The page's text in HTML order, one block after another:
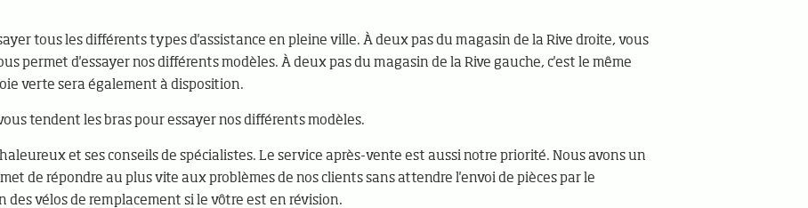
tous les différents types d'assistance en pleine ville. À deux pas du magasin de la Rive droite, vous
permet d'essayer nos différents modèles. À deux pas du magasin de la Rive gauche, c'est le même
verte sera également à disposition.
tendent les bras pour essayer nos différents modèles.
et ses conseils de spécialistes. Le service après-vente est aussi notre priorité. Nous avons un
de répondre au plus vite aux problèmes de nos clients sans attendre l'envoi de pièces par le
vélos de remplacement si le vôtre est en révision.